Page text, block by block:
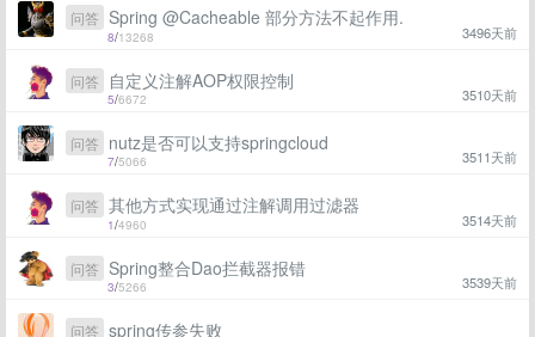
8/13268 3496天前
问答 Spring @Cacheable 部分方法不起作用.
5/6672 3510天前
问答 自定义注解AOP权限控制
7/5066 3511天前
问答 nutz是否可以支持springcloud
1/4960 3514天前
问答 其他方式实现通过注解调用过滤器
3/5266 3539天前
问答 Spring整合Dao拦截器报错
问答 spring传参失败